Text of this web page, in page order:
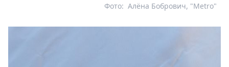
Алёна Бобрович, "Metro"
Фото: